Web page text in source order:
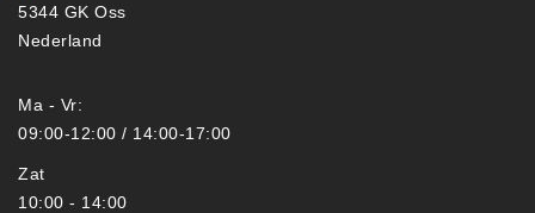
5344 GK Oss
Nederland
Ma - Vr:
09:00-12:00 / 14:00-17:00
Zat
10:00 - 14:00